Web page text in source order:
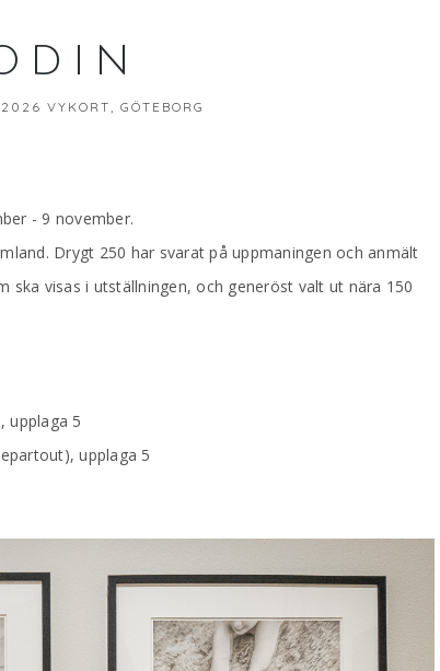
VYKORT, GÖTEBORG
- 9 november.
Drygt 250 har svarat på uppmaningen och anmält
ska visas i utställningen, och generöst valt ut nära 150
upplaga 5
upplaga 5